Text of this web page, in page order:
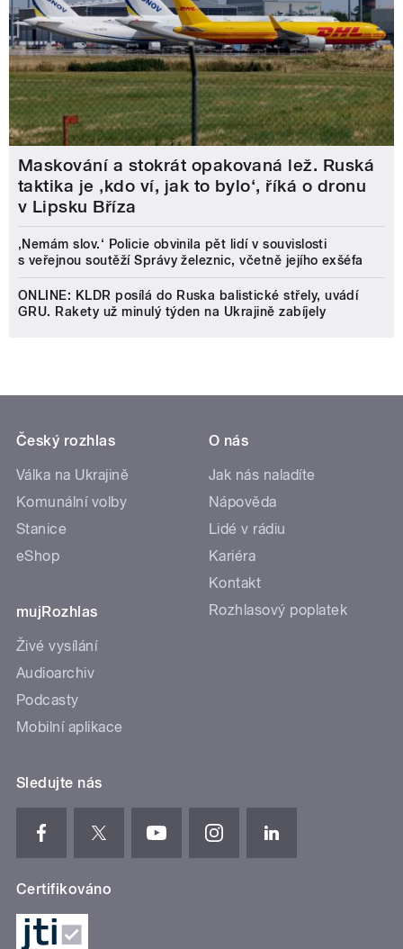
Maskování a stokrát opakovaná lež. Ruská
taktika je ‚kdo ví, jak to bylo‘, říká o dronu
v Lipsku Bříza
‚Nemám slov.‘ Policie obvinila pět lidí v souvislosti
s veřejnou soutěží Správy železnic, včetně jejího exšéfa
ONLINE: KLDR posílá do Ruska balistické střely, uvádí
GRU. Rakety už minulý týden na Ukrajině zabíjely
Český rozhlas
Válka na Ukrajině
Komunální volby
Stanice
eShop
mujRozhlas
Živé vysílání
Audioarchiv
Podcasty
Mobilní aplikace
O nás
Jak nás naladíte
Nápověda
Lidé v rádiu
Kariéra
Kontakt
Rozhlasový poplatek
Sledujte nás
Certifikováno